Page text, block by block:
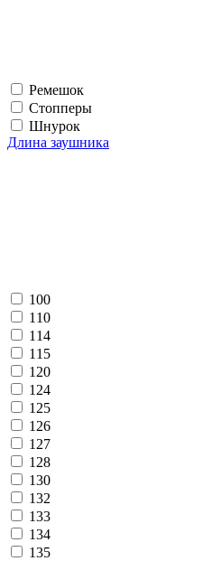
Ремешок
Стопперы
Шнурок
Длина заушника
100
110
114
115
120
124
125
126
127
128
130
132
133
134
135